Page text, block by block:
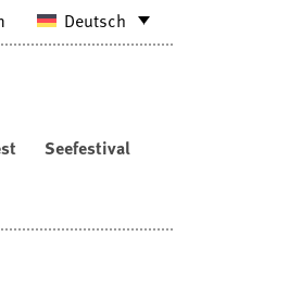
Deutsch
Seefestival